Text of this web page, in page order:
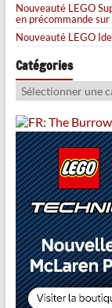
Nouveauté LEGO
en précommande sur
Nouveauté LEGO
Catégories
Catégories